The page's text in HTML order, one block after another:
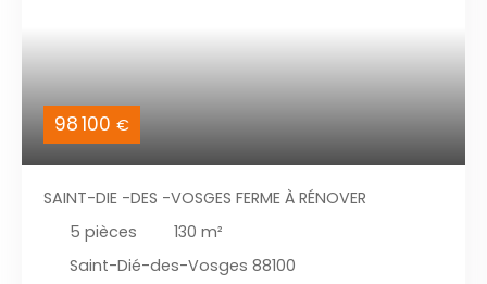
98 100 €
SAINT-DIE -DES -VOSGES FERME À RÉNOVER
5 pièces 130 m²
Saint-Dié-des-Vosges 88100